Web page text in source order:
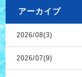
アーカイブ
2026/08(3)
2026/07(9)